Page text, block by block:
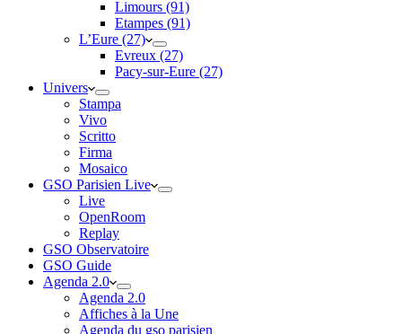
Limours (91)
Etampes (91)
L’Eure (27)
Evreux (27)
Pacy-sur-Eure (27)
Univers
Stampa
Vivo
Scritto
Firma
Mosaico
GSO Parisien Live
Live
OpenRoom
Replay
GSO Observatoire
GSO Guide
Agenda 2.0
Agenda 2.0
Affiches à la Une
Agenda du gso parisien